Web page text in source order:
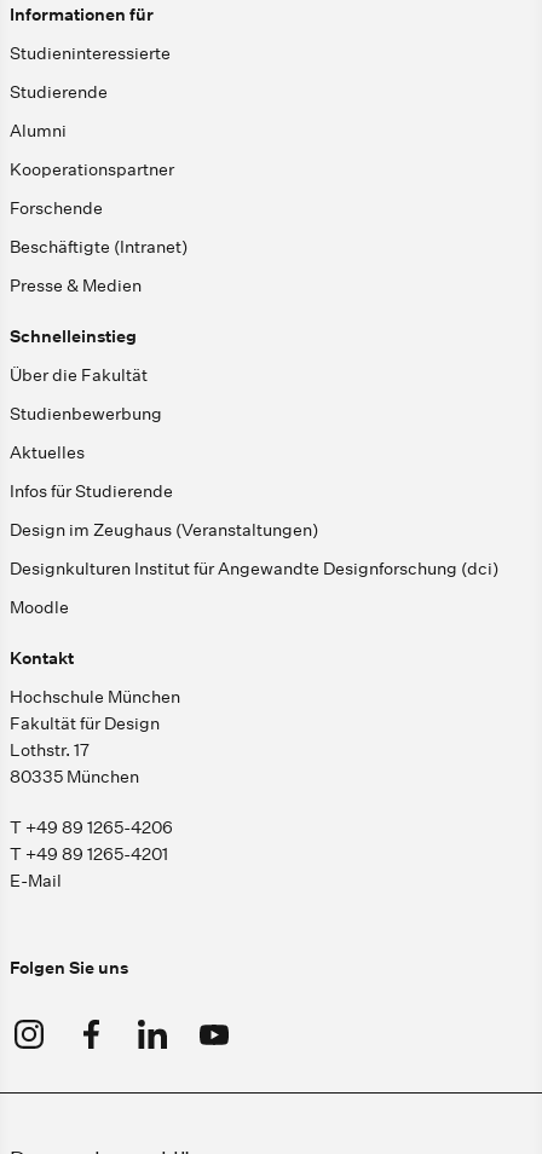
Informationen für
Studieninteressierte
Studierende
Alumni
Kooperationspartner
Forschende
Beschäftigte (Intranet)
Presse & Medien
Schnelleinstieg
Über die Fakultät
Studienbewerbung
Aktuelles
Infos für Studierende
Design im Zeughaus (Veranstaltungen)
Designkulturen Institut für Angewandte Designforschung (dci)
Moodle
Kontakt
Hochschule München
Fakultät für Design
Lothstr. 17
80335 München
T +49 89 1265-4206
T +49 89 1265-4201
E-Mail
Folgen Sie uns